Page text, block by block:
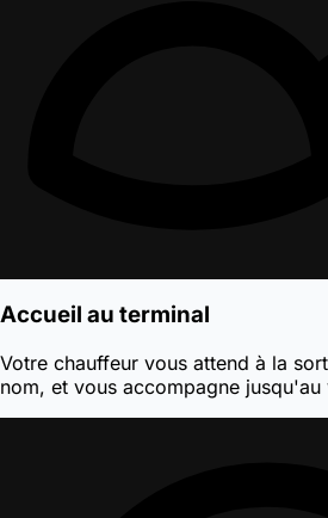
Accueil au terminal
Votre chauffeur vous attend à la
nom, et vous accompagne jusqu'au